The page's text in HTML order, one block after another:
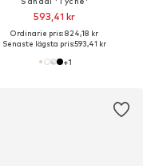
593,41 kr
Ordinarie pris: 824,18 kr
Senaste lägsta pris:593,41 kr
+1